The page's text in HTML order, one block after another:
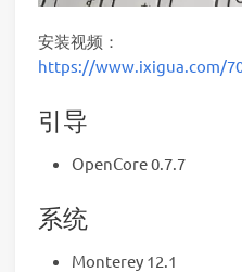
安装视频：
https://www.ixigua.com/
引导
OpenCore 0.7.7
系统
Monterey 12.1